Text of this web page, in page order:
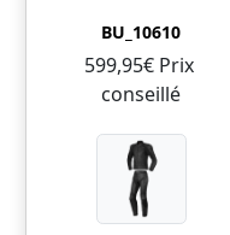
BU_10610
599,95€ Prix ​​
conseillé